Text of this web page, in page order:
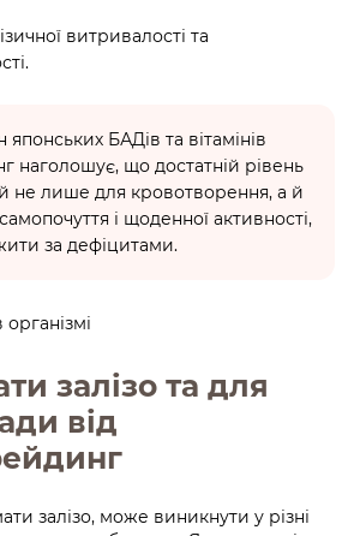
витривалості та
БАДів та вітамінів
наголошує, що достатній рівень
не лише для кровотворення, а й
і щоденної активності,
за дефіцитами.
залізо та для
від
залізо, може виникнути у різні